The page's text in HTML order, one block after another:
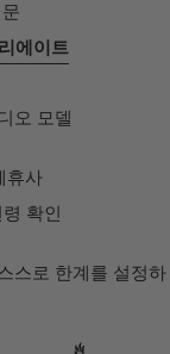
에이트
오 모델
휴사
확인
스로 한계를 설정하